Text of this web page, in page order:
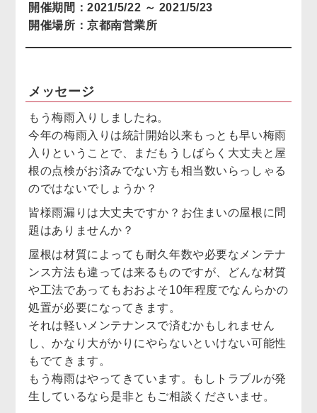
開催期間：2021/5/22 ～ 2021/5/23
開催場所：京都南営業所
メッセージ
もう梅雨入りしましたね。
今年の梅雨入りは統計開始以来もっとも早い梅雨
入りということで、まだもうしばらく大丈夫と屋
根の点検がお済みでない方も相当数いらっしゃる
のではないでしょうか？
皆様雨漏りは大丈夫ですか？お住まいの屋根に問
題はありませんか？
屋根は材質によっても耐久年数や必要なメンテナ
ンス方法も違っては来るものですが、どんな材質
や工法であってもおおよそ10年程度でなんらかの
処置が必要になってきます。
それは軽いメンテナンスで済むかもしれません
し、かなり大がかりにやらないといけない可能性
もでてきます。
もう梅雨はやってきています。もしトラブルが発
生しているなら是非ともご相談くださいませ。